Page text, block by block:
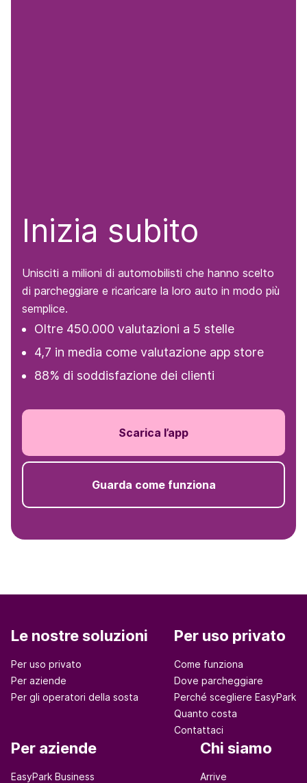
Inizia subito
Unisciti a milioni di automobilisti che hanno scelto
di parcheggiare e ricaricare la loro auto in modo più
semplice.
Oltre 450.000 valutazioni a 5 stelle
4,7 in media come valutazione app store
88% di soddisfazione dei clienti
Scarica l’app
Guarda come funziona
Le nostre soluzioni
Per uso privato
Per aziende
Per gli operatori della sosta
Per uso privato
Come funziona
Dove parcheggiare
Perché scegliere EasyPark
Quanto costa
Contattaci
Per aziende
EasyPark Business
Chi siamo
Arrive